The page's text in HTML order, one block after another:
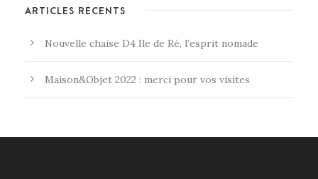
ARTICLES RÉCENTS
Nouvelle chaise D4 Ile de Ré, l’esprit nomade
Maison&Objet 2022 : merci pour vos visites